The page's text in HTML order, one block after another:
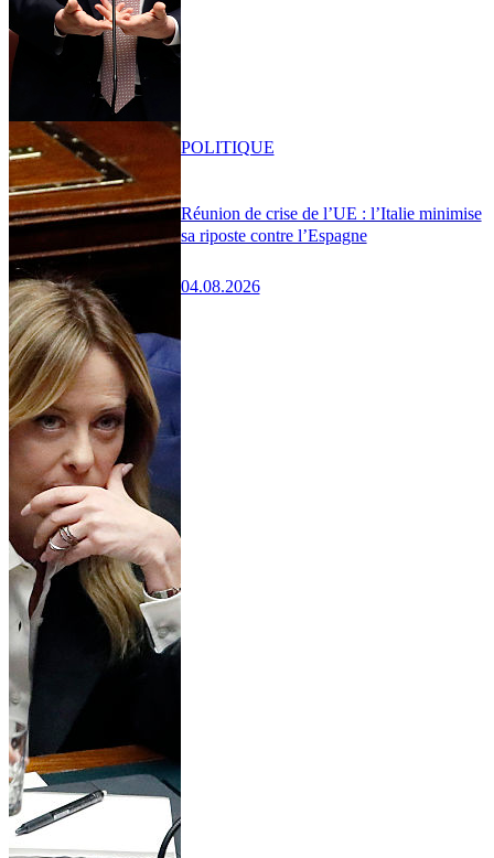
Réunion de crise de l’UE : l’Italie minimise
sa riposte contre l’Espagne
04.08.2026
POLITIQUE